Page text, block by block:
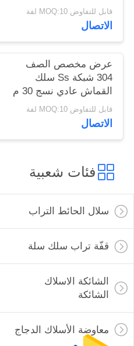
200mesh
قابل للتفاوض MOQ:10 لفة
الاتصال
عرض مخصص الصف
304 شبكة Ss سلك
القماش عادي نسج 30 م
طول
قابل للتفاوض MOQ:10 لفة
الاتصال
فئات شعبية
سلال الحائط التراب
قفّة تراب سلك سلة
الشائكة الاسلاك
الشائكة
معاوضة الأسلاك الدجاج